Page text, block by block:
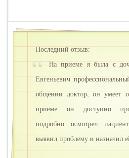
Последний отзыв:
На приеме я была с
Евгеньевич
общении доктор, он умеет
приеме он доступно
подробно осмотрел
выявил проблему и назначил